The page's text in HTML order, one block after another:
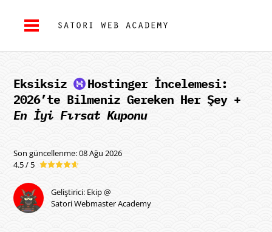
Eksiksiz Hostingerİncelemesi:
2026’te Bilmeniz Gereken Her Şey +
En İyi Fırsat Kuponu
Son güncellenme: 08 Ağu 2026
4.5 / 5
Geliştirici: Ekip @
Satori Webmaster Academy